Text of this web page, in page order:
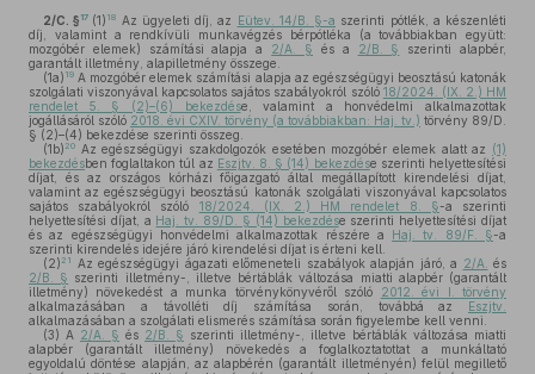
2/C. § 17 (1) 18 Az ügyeleti díj, az Eütev. 14/B. §-a szerinti pótlék, a készenléti
díj, valamint a rendkívüli munkavégzés bérpótléka (a továbbiakban együtt:
mozgóbér elemek) számítási alapja a 2/A. § és a 2/B. §
szerinti alapbér,
garantált illetmény, alapilletmény összege.
(1a) 19 A mozgóbér elemek számítási alapja az egészségügyi beosztású katonák
szolgálati viszonyával kapcsolatos sajátos szabályokról szóló 18/2024. (IX. 2.) HM
rendelet 5. § (2)–(6) bekezdése, valamint a honvédelmi alkalmazottak
jogállásáról szóló 2018. évi CXIV. törvény (a továbbiakban: Haj. tv.) törvény 89/D.
§ (2)–(4) bekezdése szerinti összeg.
(1b) 20 Az egészségügyi szakdolgozók esetében mozgóbér elemek alatt az (1)
bekezdésben foglaltakon túl az Eszjtv. 8. § (14) bekezdése szerinti helyettesítési
díjat, és az országos kórházi főigazgató által megállapított kirendelési díjat,
valamint az egészségügyi beosztású katonák szolgálati viszonyával kapcsolatos
sajátos szabályokról szóló 18/2024. (IX. 2.) HM rendelet 8. §-a szerinti
helyettesítési díjat, a Haj. tv. 89/D. § (14) bekezdése szerinti helyettesítési díjat
és az egészségügyi honvédelmi alkalmazottak részére a Haj. tv. 89/F. §-a
szerinti kirendelés idejére járó kirendelési díjat is érteni kell.
(2) 21 Az egészségügyi ágazati előmeneteli szabályok alapján járó, a 2/A.
és
2/B. § szerinti illetmény-, illetve bértáblák változása miatti alapbér (garantált
illetmény) növekedést a munka törvénykönyvéről szóló
2012. évi I. törvény
alkalmazásában a távolléti díj számítása során, továbbá az Eszjtv.
alkalmazásában a szolgálati elismerés számítása során figyelembe kell venni.
(3) A 2/A. § és 2/B. § szerinti illetmény-, illetve bértáblák változása miatti
alapbér (garantált illetmény) növekedés a foglalkoztatottat a munkáltató
egyoldalú döntése alapján, az alapbérén (garantált illetményén) felül megillető